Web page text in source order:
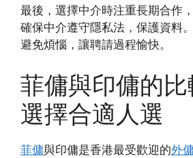
最後，選擇中介時注重長期合作
確保中介遵守隱私法，保護資料
避免煩惱，讓聘請過程愉快。
菲傭與印傭的
選擇合適人選
菲傭與印傭是香港最受歡迎的外